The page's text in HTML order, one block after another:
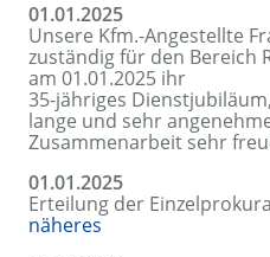
01.01.2025
Unsere Kfm.-Angestellte
zuständig für den Bereich
am 01.01.2025 ihr
35-jähriges
lange und sehr
Zusammenarbeit sehr
01.01.2025
Erteilung der
näheres